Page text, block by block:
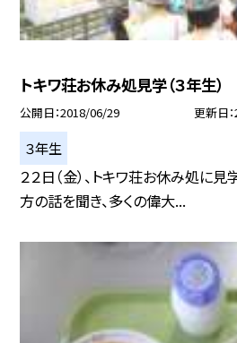
トキワ荘お休み処見学（３年生）
公開日 2018/06/29 更新日
３年生
２２日（金）、トキワ荘お休み処に
方の話を聞き、多くの偉大...